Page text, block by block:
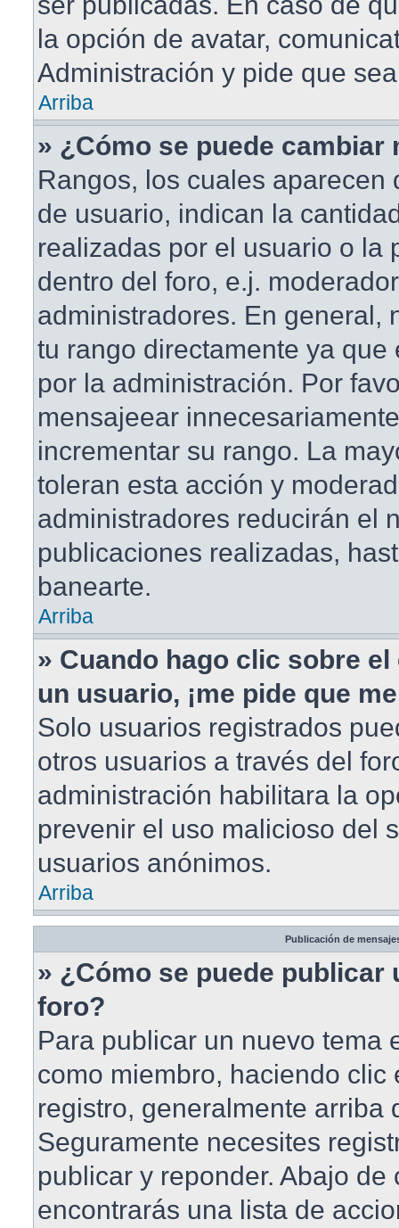
la opción de avatar,
Administración y pide que
Arriba
» ¿Cómo se puede cambiar
Rangos, los cuales aparecen
de usuario, indican la
realizadas por el usuario o la
dentro del foro, e.j.
administradores. En general,
tu rango directamente ya que
por la administración. Por
mensajeear
incrementar su rango. La
toleran esta acción y
administradores reducirán el
publicaciones realizadas,
banearte.
Arriba
» Cuando hago clic sobre
un usuario, ¡me pide que
Solo usuarios registrados
otros usuarios a través del
administración habilitara la
prevenir el uso malicioso del
usuarios anónimos.
Arriba
Publicación de
» ¿Cómo se puede publicar
foro?
Para publicar un nuevo tema
como miembro, haciendo clic
registro, generalmente arriba
Seguramente necesites
publicar y reponder. Abajo de
encontrarás una lista de